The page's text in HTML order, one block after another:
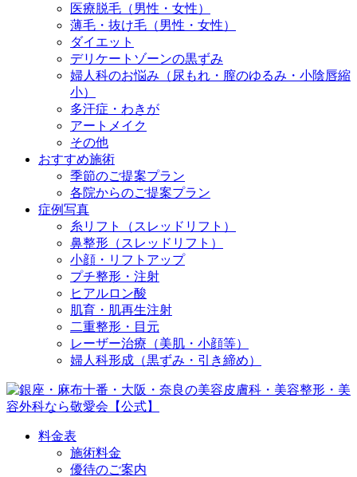
医療脱毛（男性・女性）
薄毛・抜け毛（男性・女性）
ダイエット
デリケートゾーンの黒ずみ
婦人科のお悩み（尿もれ・膣のゆるみ・小陰唇縮
小）
多汗症・わきが
アートメイク
その他
おすすめ施術
季節のご提案プラン
各院からのご提案プラン
症例写真
糸リフト（スレッドリフト）
鼻整形（スレッドリフト）
小顔・リフトアップ
プチ整形・注射
ヒアルロン酸
肌育・肌再生注射
二重整形・目元
レーザー治療（美肌・小顔等）
婦人科形成（黒ずみ・引き締め）
料金表
施術料金
優待のご案内